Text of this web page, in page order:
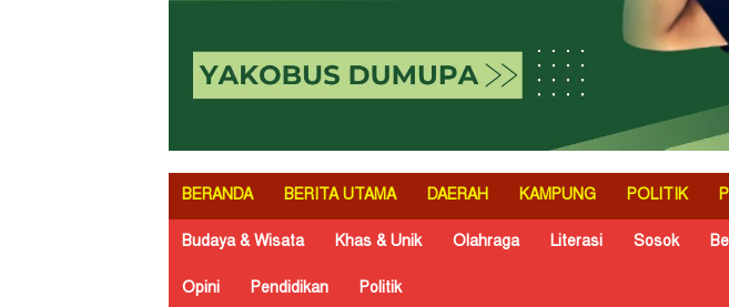
BERANDA BERITA UTAMA DAERAH KAMPUNG POLITIK
Budaya & Wisata Khas & Unik Olahraga Literasi Sosok
Opini Pendidikan Politik